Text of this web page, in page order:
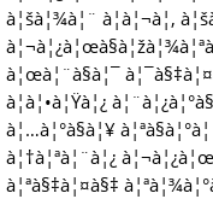
à¦šà¦¾à¦¨ à¦à¦¬à¦‚
à¦œà¦¨à§à¦¯
à¦à¦•à¦Ÿà¦¿
à¦…à¦°à§à¦¥
à¦†à¦ªà¦¨à¦¿
à¦ªà§‡à¦¤à§‡